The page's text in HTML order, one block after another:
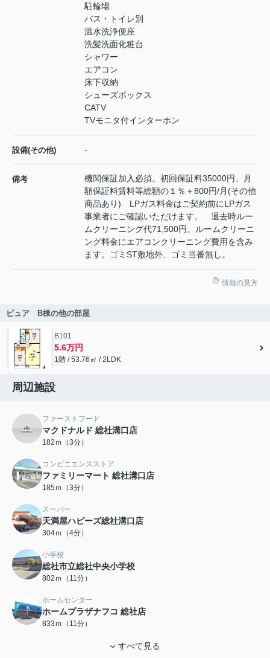
駐輪場
バス・トイレ別
温水洗浄便座
洗髪洗面化粧台
シャワー
エアコン
床下収納
シューズボックス
CATV
TVモニタ付インターホン
設備(その他) -
備考
機関保証加入必須。初回保証料35000円、月
額保証料賃料等総額の１％＋800円/月(その他
商品あり) LPガス料金はご契約前にLPガス
事業者にご確認いただけます。 退去時ルー
ムクリーニング代71,500円。ルームクリーニ
ング料金にエアコンクリーニング費用を含み
ます。ゴミST敷地外、ゴミ当番無し。
情報の見方
ピュア B棟の他の部屋
B101
5.6万円
1階 / 53.76㎡ / 2LDK
周辺施設
ファーストフード
マクドナルド 総社溝口店
182ｍ（3分）
コンビニエンスストア
ファミリーマート 総社溝口店
185ｍ（3分）
スーパー
天満屋ハピーズ総社溝口店
304ｍ（4分）
小学校
総社市立総社中央小学校
802ｍ（11分）
ホームセンター
ホームプラザナフコ 総社店
833ｍ（11分）
すべて見る